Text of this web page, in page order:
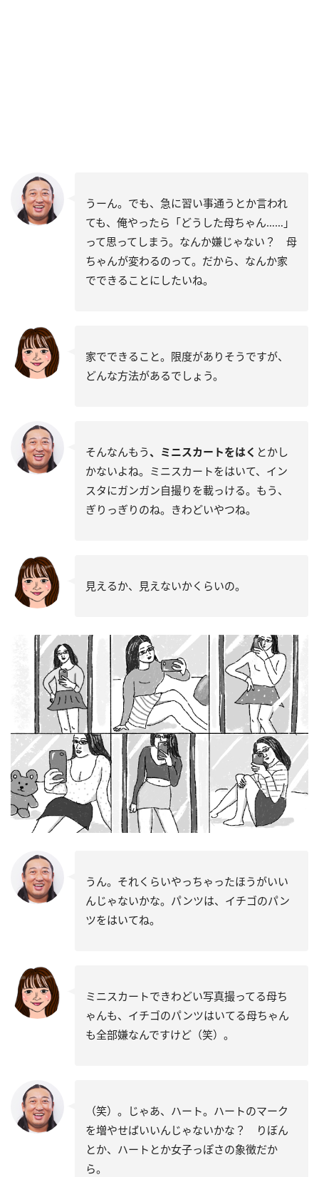
うーん。でも、急に習い事通うとか言われ
ても、俺やったら「どうした母ちゃん……」
って思ってしまう。なんか嫌じゃない？ 母
ちゃんが変わるのって。だから、なんか家
でできることにしたいね。
家でできること。限度がありそうですが、
どんな方法があるでしょう。
そんなんもう、ミニスカートをはく とかし
かないよね。ミニスカートをはいて、イン
スタにガンガン自撮りを載っける。もう、
ぎりっぎりのね。きわどいやつね。
見えるか、見えないかくらいの。
うん。それくらいやっちゃったほうがいい
んじゃないかな。パンツは、イチゴのパン
ツをはいてね。
ミニスカートできわどい写真撮ってる母ち
ゃんも、イチゴのパンツはいてる母ちゃん
も全部嫌なんですけど（笑）。
（笑）。じゃあ、ハート。ハートのマーク
を増やせばいいんじゃないかな？ りぼん
とか、ハートとか女子っぽさの象徴だか
ら。